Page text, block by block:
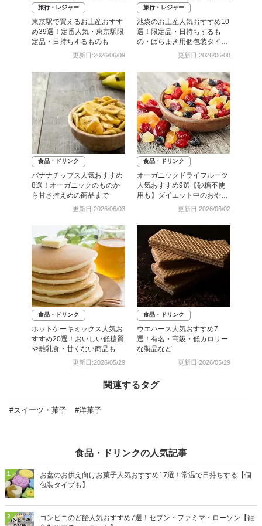
旅行・レジャー
東京駅で買えるお土産おすす
め39選！定番人気・東京駅限
定品・日持ちするものも
更新日:2026/06/09
旅行・レジャー
池袋のお土産人気おすすめ10
選！限定品・日持ちするも
の・ばらまき用個包装タイプ
更新日:2026/06/08
食品・ドリンク
バナナチップス人気おすすめ
8選！オーガニックのものか
ら甘さ控えめの商品まで
更新日:2026/06/03
食品・ドリンク
オーガニックドライフルーツ
人気おすすめ9選【砂糖不使
用も】ダイエット中のおやつ
更新日:2026/06/02
食品・ドリンク
ホットケーキミックス人気お
すすめ20選！おいしい低糖質
や離乳食・甘くない商品も
更新日:2026/05/29
食品・ドリンク
ウエハース人気おすすめ7
選！有名・高級・低カロリー
な製品など
更新日:2026/05/29
関連するタグ
#スイーツ・菓子 #洋菓子
食品・ドリンクの人気記事
1
お盆のお供え向けお菓子人気おすすめ17選！常温で日持ちする【個
包装タイプも】
2
コンビニのど飴人気おすすめ7選！セブン・ファミマ・ローソン【龍